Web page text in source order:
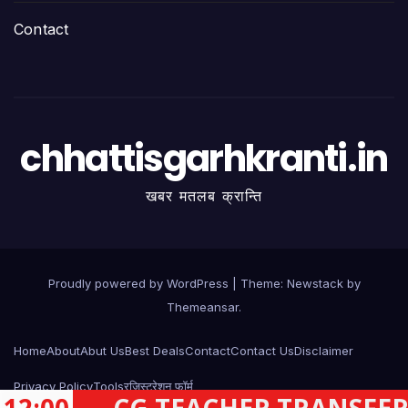
Contact
chhattisgarhkranti.in
खबर मतलब क्रान्ति
Proudly powered by WordPress Theme: Newstackby
Themeansar.
HomeAboutAbut UsBest DealsContactContact UsDisclaimer
Privacy PolicyToolsरजिस्ट्रेशन फॉर्म